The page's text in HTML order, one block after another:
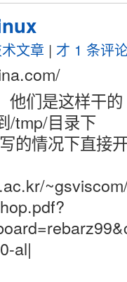
文章 | 才 1 条评
他们是这样干的
/tmp/目录下
的情况下直接
al|